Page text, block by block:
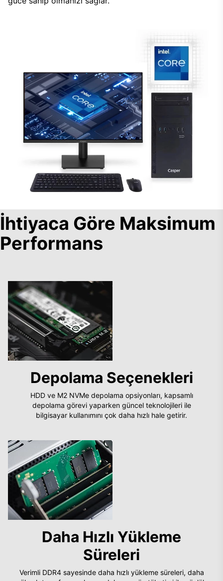
İhtiyaca Göre Maksimum
Performans
Depolama Seçenekleri
HDD ve M2 NVMe depolama opsiyonları, kapsamlı
depolama görevi yaparken güncel teknolojileri ile
bilgisayar kullanımını çok daha hızlı hale getirir.
Daha Hızlı Yükleme
Süreleri
Verimli DDR4 sayesinde daha hızlı yükleme süreleri, daha